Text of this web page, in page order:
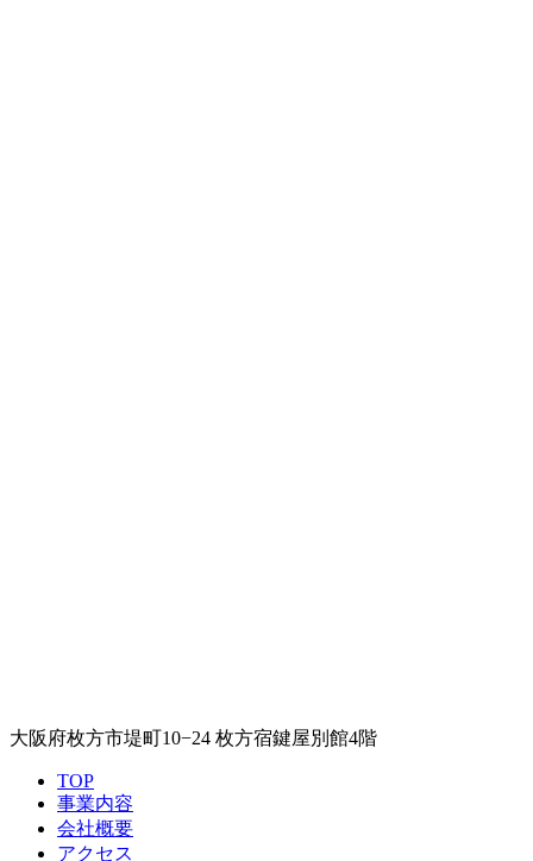
大阪府枚方市堤町10−24 枚方宿鍵屋別館4階
TOP
事業内容
会社概要
アクセス